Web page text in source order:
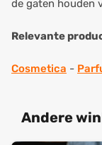
de gaten houden
Relevante
Cosmetica -
Andere